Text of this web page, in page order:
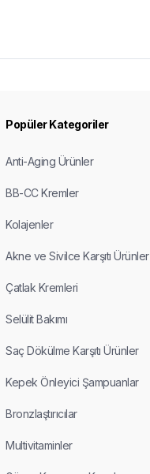
Popüler Kategoriler
Anti-Aging Ürünler
BB-CC Kremler
Kolajenler
Akne ve Sivilce Karşıtı Ürünler
Çatlak Kremleri
Selülit Bakımı
Saç Dökülme Karşıtı Ürünler
Kepek Önleyici Şampuanlar
Bronzlaştırıcılar
Multivitaminler